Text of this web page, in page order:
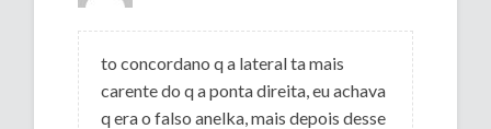
to concordano q a lateral ta mais
carente do q a ponta direita, eu achava
q era o falso anelka, mais depois desse